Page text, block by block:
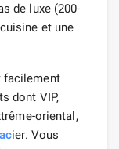
de luxe (200-
et une
facilement
dont VIP,
oriental,
ier. Vous